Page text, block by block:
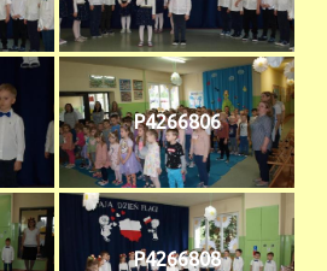
P4266806
P4266808